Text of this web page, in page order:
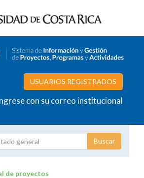
USUARIOS REGISTRADOS
con su correo institucional
de proyectos